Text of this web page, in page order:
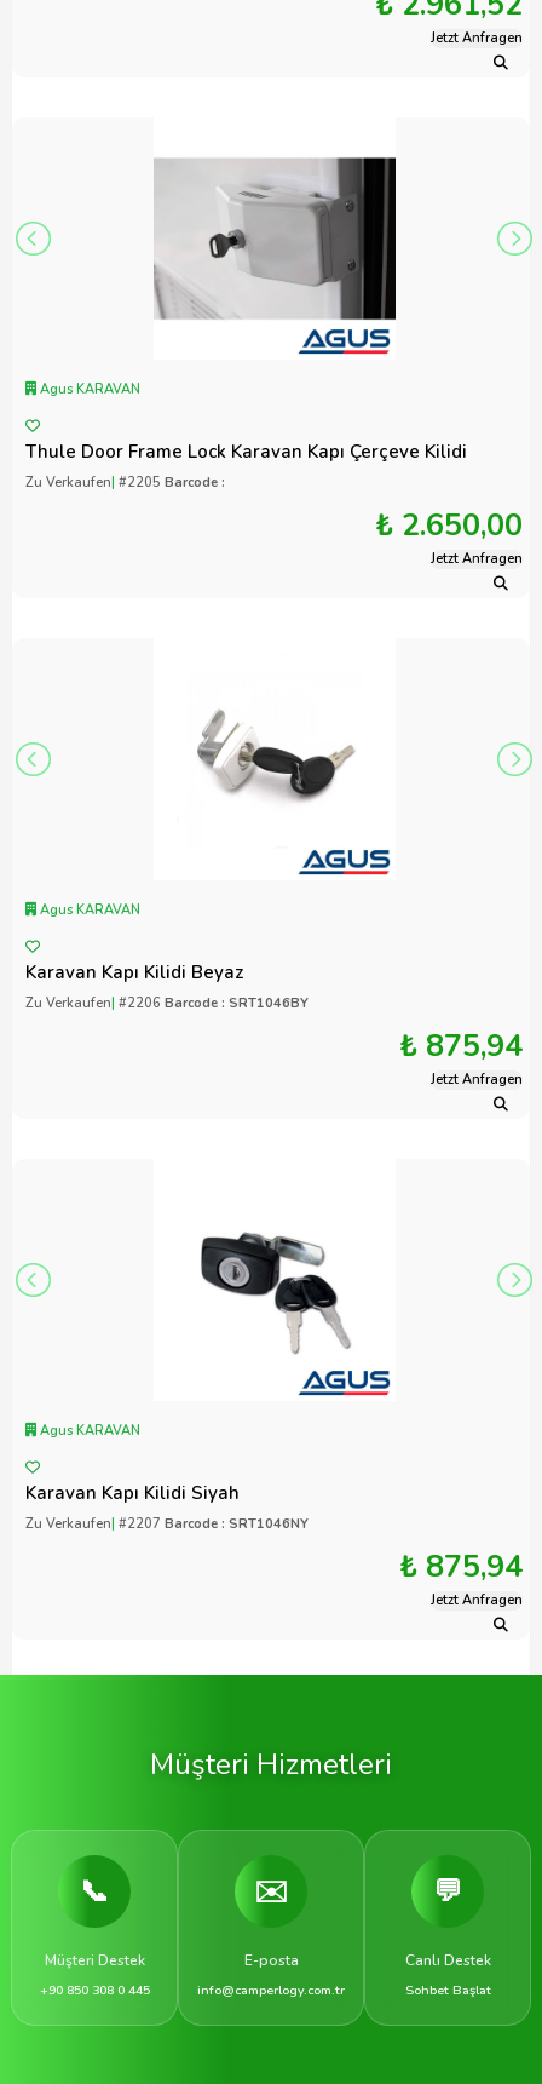
Jetzt Anfragen
Agus KARAVAN
Thule Door Frame Lock Karavan Kapı Çerçeve Kilidi
Zu Verkaufen| #2205 Barcode :
₺ 2.650,00
Jetzt Anfragen
Agus KARAVAN
Karavan Kapı Kilidi Beyaz
Zu Verkaufen| #2206 Barcode : SRT1046BY
₺ 875,94
Jetzt Anfragen
Agus KARAVAN
Karavan Kapı Kilidi Siyah
Zu Verkaufen| #2207 Barcode : SRT1046NY
₺ 875,94
Jetzt Anfragen
Müşteri Hizmetleri
📞
Müşteri Destek
+90 850 308 0 445
✉️
E-posta
info@camperlogy.com.tr
💬
Canlı Destek
Sohbet Başlat